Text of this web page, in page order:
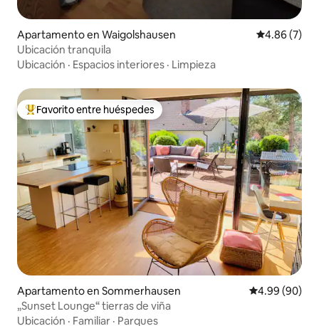
Apartamento en Waigolshausen Calificación
4.86 (7)
Ubicación tranquila
Ubicación · Espacios interiores · Limpieza
Favorito entre huéspedes preferido
Favorito entre huéspedes
Apartamento en Sommerhausen Calificación
4.99 (90)
„Sunset Lounge“ tierras de viña
Ubicación · Familiar · Parques